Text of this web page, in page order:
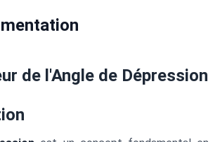
de l'Angle de Dépression